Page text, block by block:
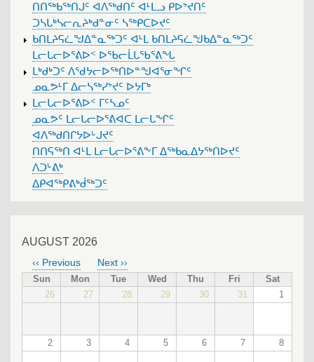
ᑎᑎᖅᑲᖅᑎᒍᑦ ᐊᐱᖅᑯᑎᑦ ᐊᒻᒪᓗ ᑭᐅᔾᔪᑎᑦ
ᑐᓴᒐᒃᓴᓕᕆᔨᒃᑯᓐᓂᑦ ᓴᖅᑭᑕᐅᔪᑦ
ᑲᑎᒪᔨᕋᓛᖑᐃᓐᓇᖅᑐᑦ ᐊᒻᒪ ᑲᑎᒪᔨᕋᓛᖑᑲᐃᓐᓇᖅᑐᑦ
ᒪᓕᒐᓕᐅᕐᕕᐅᑉ ᐅᖃᓕᒫᒐᖃᕐᕕᖓ
ᒪᒃᑯᒃᑐᑦ ᐱᖁᔭᓕᐅᖅᑎᐅᓐᖑᐊᕐᓂᖏᑦ
ᓄᓇᕗᒻᒥ ᐃᓕᓴᖅᓯᔾᔪᑦ ᐅᔭᒥᒃ
ᒪᓕᒐᓕᐅᕐᕕᐅᑉ ᒥᑦᓴᓄᑦ
ᓄᓇᕗᑦ ᒪᓕᒐᓕᐅᕐᕕᐊᑕ ᒪᓕᒐᖏᑦ
ᐊᐱᖅᑯᑎᒋᔭᐅᒡᒍᔪᑦ
ᑎᑎᕋᖅᑎ ᐊᒻᒪ ᒪᓕᒐᓕᐅᕐᕕᖕᒥ ᐃᖅᑲᓇᐃᔭᖅᑎᐅᔪᑦ
ᐱᑐᒡᕕᒃ
ᐃᑭᐊᖅᑭᕕᒃᑰᖅᑐᑦ
AUGUST 2026
PAGINATION
‹‹ Previous Next ››
Sun Mon Tue Wed Thu Fri
Sat
26
27 28 29 30 31 1
2 3 4 5 6 7 8